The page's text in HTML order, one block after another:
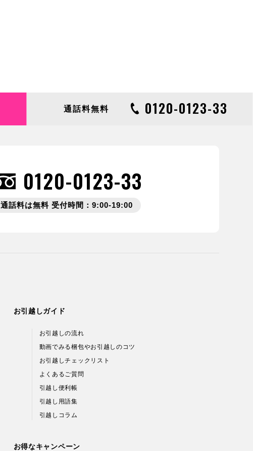
通話料無料 0120-0123-33
0120-0123-33
通話料は無料 受付時間：9:00-19:00
お引越しガイド
お引越しの流れ
動画でみる梱包やお引越しのコツ
お引越しチェックリスト
よくあるご質問
引越し便利帳
引越し用語集
引越しコラム
お得なキャンペーン